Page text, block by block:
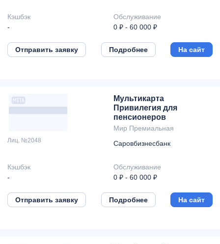
Кэшбэк
-
Обслуживание
0 ₽ - 60 000 ₽
Отправить заявку Подробнее На сайт
Лиц. №2048
Мультикарта
Привилегия для
пенсионеров
Мир Премиальная
Саровбизнесбанк
Кэшбэк
-
Обслуживание
0 ₽ - 60 000 ₽
Отправить заявку Подробнее На сайт